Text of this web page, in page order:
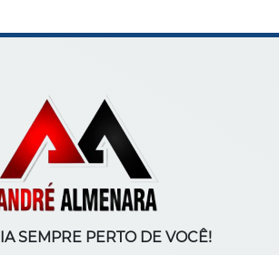
SEMPRE PERTO DE VOCÊ!